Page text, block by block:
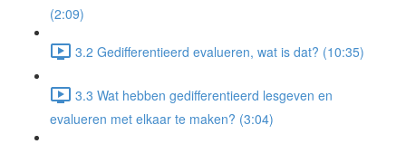
(2:09)
3.2 Gedifferentieerd evalueren, wat is dat? (10:35)
3.3 Wat hebben gedifferentieerd lesgeven en
evalueren met elkaar te maken? (3:04)